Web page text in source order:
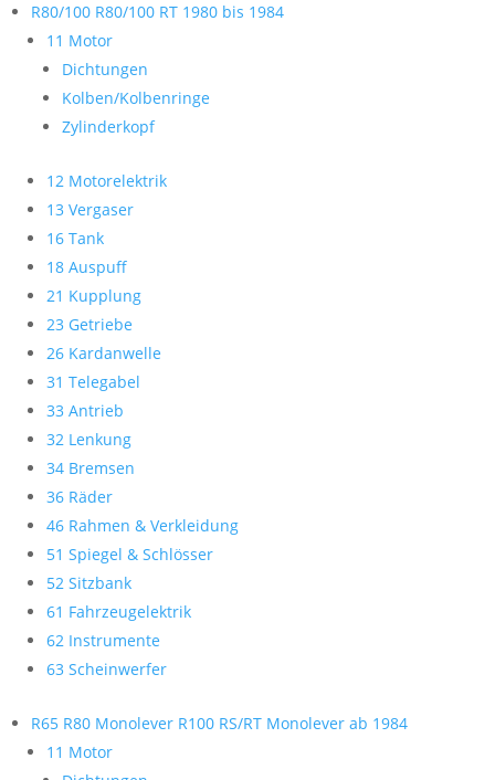
R80/100 R80/100 RT 1980 bis 1984
11 Motor
Dichtungen
Kolben/Kolbenringe
Zylinderkopf
12 Motorelektrik
13 Vergaser
16 Tank
18 Auspuff
21 Kupplung
23 Getriebe
26 Kardanwelle
31 Telegabel
33 Antrieb
32 Lenkung
34 Bremsen
36 Räder
46 Rahmen & Verkleidung
51 Spiegel & Schlösser
52 Sitzbank
61 Fahrzeugelektrik
62 Instrumente
63 Scheinwerfer
R65 R80 Monolever R100 RS/RT Monolever ab 1984
11 Motor